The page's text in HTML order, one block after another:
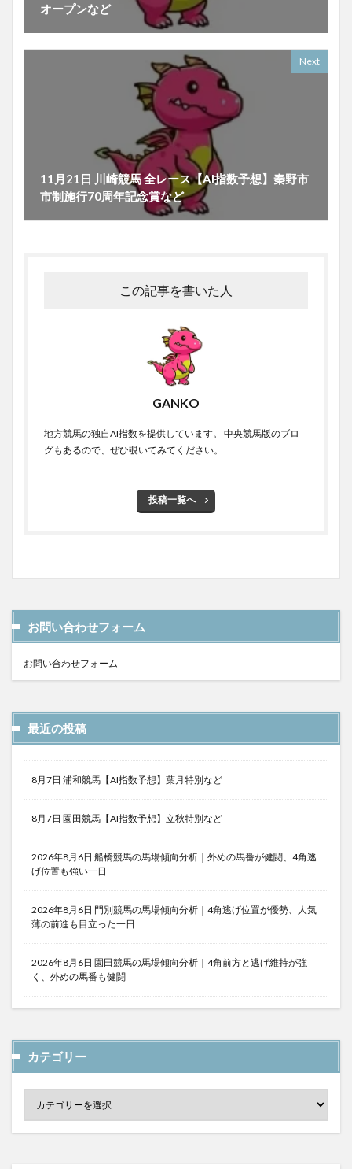
オープンなど
Next
11月21日 川崎競馬 全レース【AI指数予想】秦野市
市制施行70周年記念賞など
この記事を書いた人
GANKO
地方競馬の独自AI指数を提供しています。 中央競馬版のブロ
グもあるので、ぜひ覗いてみてください。
投稿一覧へ
お問い合わせフォーム
お問い合わせフォーム
最近の投稿
8月7日 浦和競馬【AI指数予想】葉月特別など
8月7日 園田競馬【AI指数予想】立秋特別など
2026年8月6日 船橋競馬の馬場傾向分析｜外めの馬番が健闘、4角逃
げ位置も強い一日
2026年8月6日 門別競馬の馬場傾向分析｜4角逃げ位置が優勢、人気
薄の前進も目立った一日
2026年8月6日 園田競馬の馬場傾向分析｜4角前方と逃げ維持が強
く、外めの馬番も健闘
カテゴリー